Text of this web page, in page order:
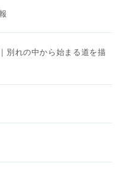
別れの中から始まる道を描